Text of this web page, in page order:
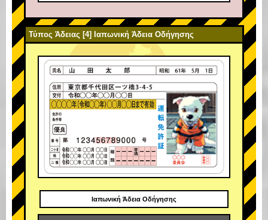
Τύπος Άδειας [4] Ιαπωνική Άδεια Οδήγησης
Ιαπωνική Άδεια Οδήγησης